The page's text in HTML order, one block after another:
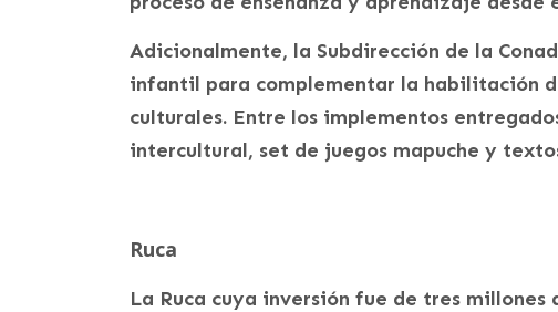
Adicionalmente, la Subdirección de la
infantil para complementar la habilitación
culturales. Entre los implementos
intercultural, set de juegos mapuche y
Ruca
La Ruca cuya inversión fue de tres millones